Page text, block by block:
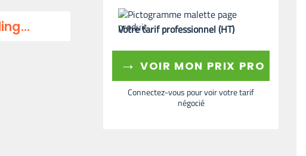
Votre tarif professionnel (HT)
→ VOIR MON PRIX PRO
Connectez-vous pour voir votre tarif
négocié